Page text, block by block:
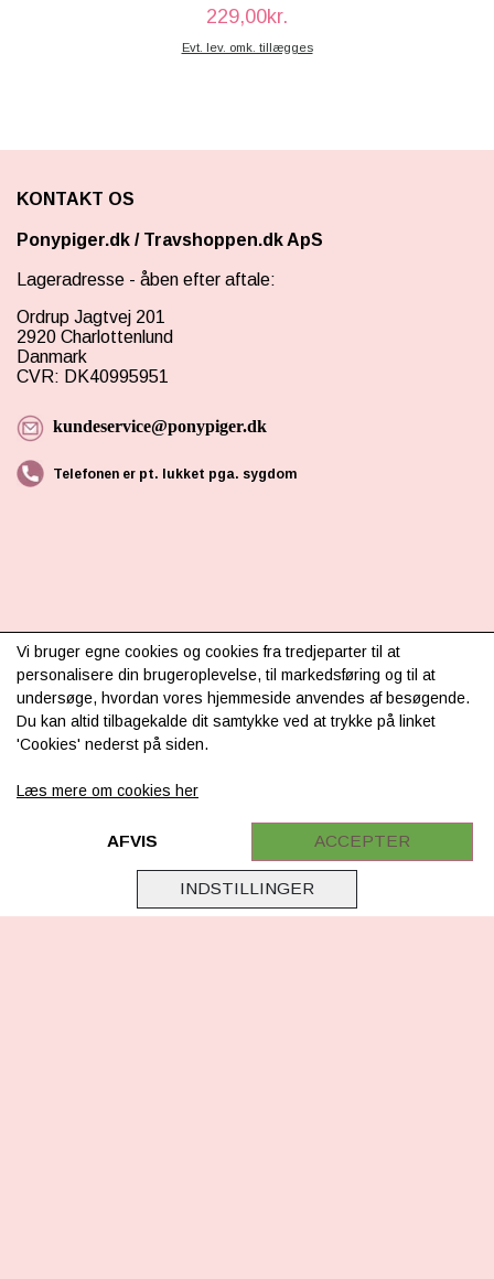
229,00kr.
Evt. lev. omk. tillægges
KONTAKT OS
Ponypiger.dk / Travshoppen.dk ApS
Lageradresse - åben efter aftale:
Ordrup Jagtvej 201
2920 Charlottenlund
Danmark
CVR: DK40995951
kundeservice@ponypiger.dk
Telefonen er pt. lukket pga. sygdom
INFORMATION
Om os
Levering & betaling
Retur
Samarbejde
Cookie & Privatlivsoplysninger
Vi bruger egne cookies og cookies fra tredjeparter til at
personalisere din brugeroplevelse, til markedsføring og til at
undersøge, hvordan vores hjemmeside anvendes af besøgende.
Du kan altid tilbagekalde dit samtykke ved at trykke på linket
'Cookies' nederst på siden.
Læs mere om cookies her
INDSTILLINGER
AFVIS ACCEPTER